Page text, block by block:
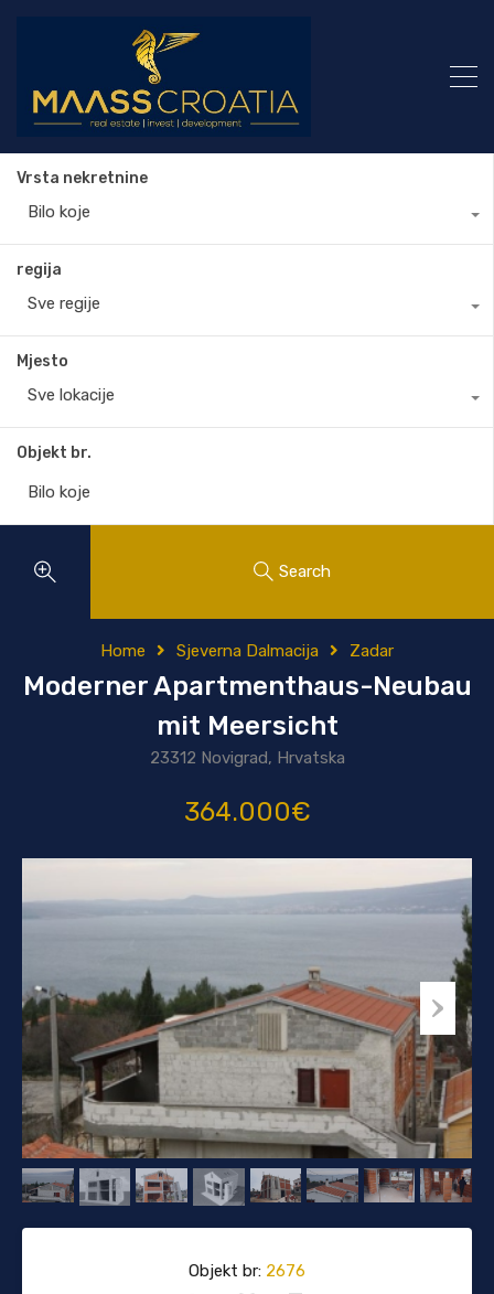
Vrsta nekretnine
Bilo koje
regija
Sve regije
Mjesto
Sve lokacije
Objekt br.
Search
Home Sjeverna Dalmacija Zadar
Moderner Apartmenthaus-Neubau
mit Meersicht
23312 Novigrad, Hrvatska
364.000€
Objekt br: 2676